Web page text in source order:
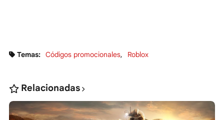
Temas: Códigos promocionales Roblox
Relacionadas